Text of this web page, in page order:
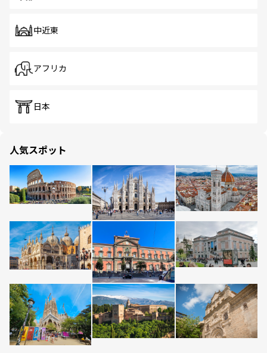
中近東
アフリカ
日本
人気スポット